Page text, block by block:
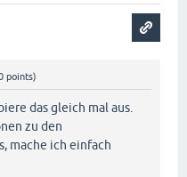
points)
das gleich mal aus.
zu den
mache ich einfach